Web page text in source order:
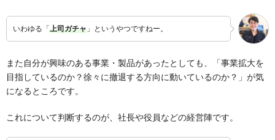
いわゆる「上司ガチャ 」というやつですねー。
また自分が興味のある事業・製品があったとしても、「事業拡大を
目指しているのか？徐々に撤退する方向に動いているのか？」が気
になるところです。
これについて判断するのが、社長や役員などの経営陣です。